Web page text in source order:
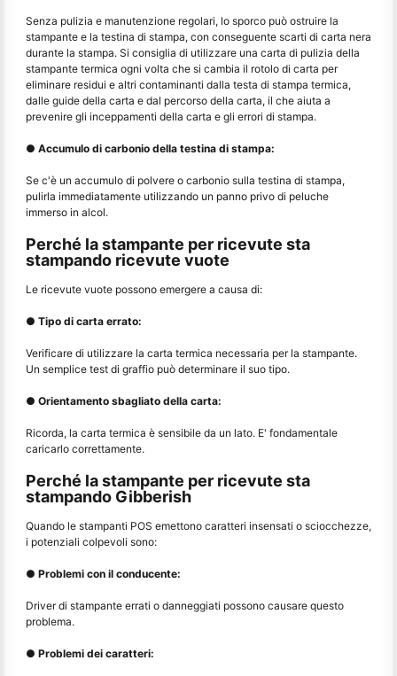
Senza pulizia e manutenzione regolari, lo sporco può ostruire la
stampante e la testina di stampa, con conseguente scarti di carta nera
durante la stampa. Si consiglia di utilizzare una carta di pulizia della
stampante termica ogni volta che si cambia il rotolo di carta per
eliminare residui e altri contaminanti dalla testa di stampa termica,
dalle guide della carta e dal percorso della carta, il che aiuta a
prevenire gli inceppamenti della carta e gli errori di stampa.
● Accumulo di carbonio della testina di stampa:
Se c'è un accumulo di polvere o carbonio sulla testina di stampa,
pulirla immediatamente utilizzando un panno privo di peluche
immerso in alcol.
Perché la stampante per ricevute sta
stampando ricevute vuote
Le ricevute vuote possono emergere a causa di:
● Tipo di carta errato:
Verificare di utilizzare la carta termica necessaria per la stampante.
Un semplice test di graffio può determinare il suo tipo.
● Orientamento sbagliato della carta:
Ricorda, la carta termica è sensibile da un lato. E' fondamentale
caricarlo correttamente.
Perché la stampante per ricevute sta
stampando Gibberish
Quando le stampanti POS emettono caratteri insensati o sciocchezze,
i potenziali colpevoli sono:
● Problemi con il conducente:
Driver di stampante errati o danneggiati possono causare questo
problema.
● Problemi dei caratteri: